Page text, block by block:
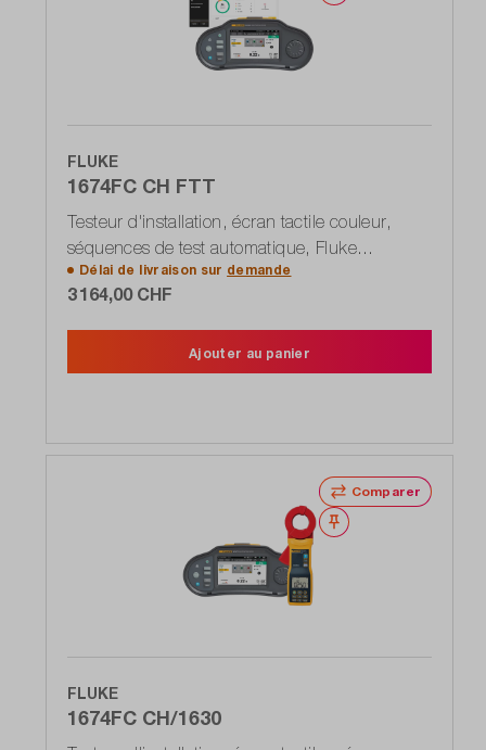
FLUKE
1674FC CH FTT
Testeur d'installation, écran tactile couleur,
séquences de test automatique, Fluke
Connect, DIN VDE 0100-600, IEC 60364-6,
logiciel Fluke TruTest inclus
Délai de livraison sur demande
3 164,00 CHF
Ajouter au panier
Comparer
Noter
FLUKE
1674FC CH/1630